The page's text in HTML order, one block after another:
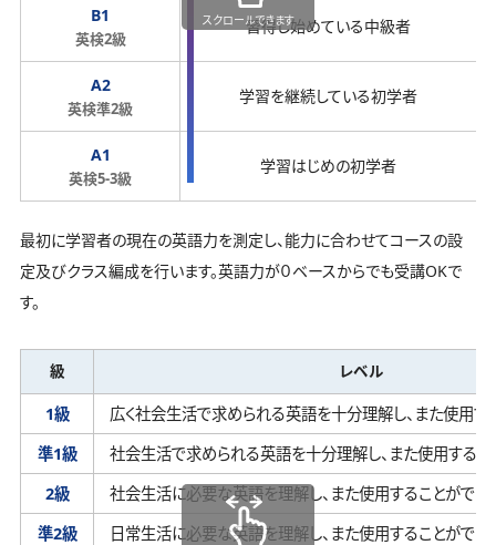
B1
英検2級
習得し始めている中級者
A2
英検準2級
学習を継続している初学者
A1
英検5-3級
学習はじめの初学者
スクロールできます
最初に学習者の現在の英語力を測定し、能力に合わせてコースの設
定及びクラス編成を行います。英語力が０ベースからでも受講OKで
す。
級 レベル
1級 広く社会生活で求められる英語を十分理解し、 また使用す
準1級
社会生活で求められる英語を十分理解し、 また使用するこ
2級
社会生活に必要な英語を理解し、 また使用することができ
準2級
日常生活に必要な英語を理解し、 また使用することができ